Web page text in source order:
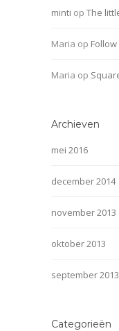
minti op The
Maria op
Maria op
Archieven
mei 2016
december 2014
november 2013
oktober 2013
september 2013
Categorieën